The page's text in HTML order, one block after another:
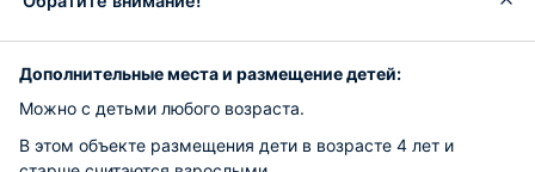
Дополнительные места и размещение детей:
Можно с детьми любого возраста.
В этом объекте размещения дети в возрасте 4 лет и